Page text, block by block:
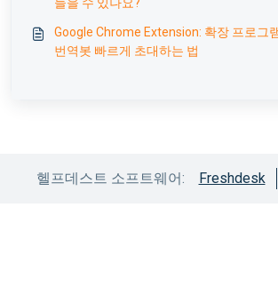
Google Chrome Extension: 확장 프로그
번역봇 빠르게 초대하는 법
헬프데스트 소프트웨어: Freshdesk